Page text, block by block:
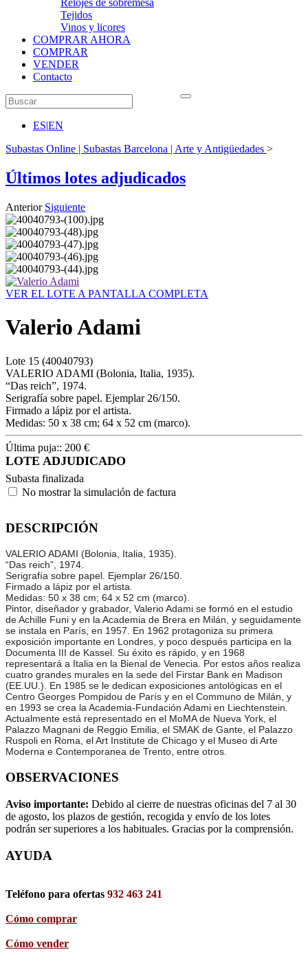
Relojes de sobremesa
Tejidos
Vinos y licores
COMPRAR AHORA
COMPRAR
VENDER
Contacto
ES|EN
Subastas Online | Subastas Barcelona | Arte y Antigüedades >
Últimos lotes adjudicados
Anterior Siguiente
VER EL LOTE A PANTALLA COMPLETA
Valerio Adami
Lote 15 (40040793)
VALERIO ADAMI (Bolonia, Italia, 1935).
“Das reich”, 1974.
Serigrafía sobre papel. Ejemplar 26/150.
Firmado a lápiz por el artista.
Medidas: 50 x 38 cm; 64 x 52 cm (marco).
Última puja:: 200 €
LOTE ADJUDICADO
Subasta finalizada
No mostrar la simulación de factura
DESCRIPCIÓN
VALERIO ADAMI (Bolonia, Italia, 1935).
“Das reich”, 1974.
Serigrafía sobre papel. Ejemplar 26/150.
Firmado a lápiz por el artista.
Medidas: 50 x 38 cm; 64 x 52 cm (marco).
Pintor, diseñador y grabador, Valerio Adami se formó en el estudio
de Achille Funi y en la Academia de Brera en Milán, y seguidamente
se instala en París, en 1957. En 1962 protagoniza su primera
exposición importante en Londres, y poco después participa en la
Documenta III de Kassel. Su éxito es rápido, y en 1968
representará a Italia en la Bienal de Venecia. Por estos años realiza
cuatro grandes murales en la sede del Firstar Bank en Madison
(EE.UU.). En 1985 se le dedican exposiciones antológicas en el
Centro Georges Pompidou de París y en el Communo de Milán, y
en 1993 se crea la Academia-Fundación Adami en Liechtenstein.
Actualmente está representado en el MoMA de Nueva York, el
Palazzo Magnani de Reggio Emilia, el SMAK de Gante, el Palazzo
Ruspoli en Roma, el Art Institute de Chicago y el Museo di Arte
Moderna e Contemporanea de Trento, entre otros.
OBSERVACIONES
Aviso importante: Debido al cierre de nuestras oficinas del 7 al 30
de agosto, los plazos de gestión, recogida y envío de los lotes
podrán ser superiores a los habituales. Gracias por la comprensión.
AYUDA
Teléfono para ofertas 932 463 241
Cómo comprar
Cómo vender